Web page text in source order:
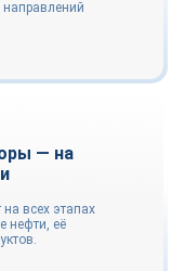
― на
на всех этапах
нефти, её